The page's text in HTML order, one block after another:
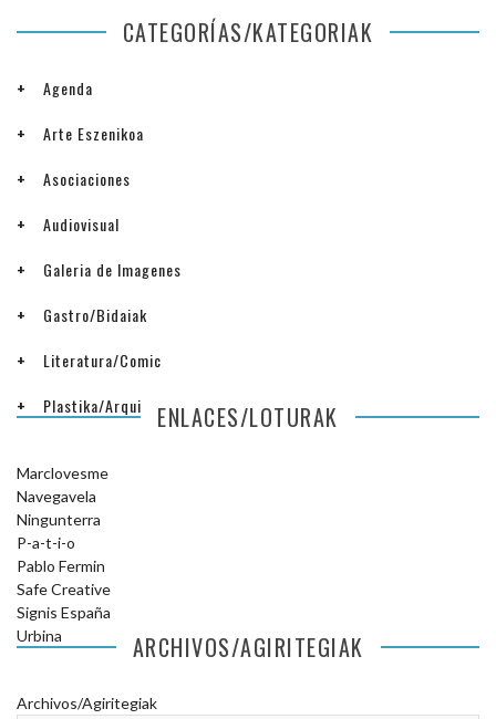
CATEGORÍAS/KATEGORIAK
Agenda
Arte Eszenikoa
Asociaciones
Audiovisual
Galeria de Imagenes
Gastro/Bidaiak
Literatura/Comic
Plastika/ArquitecturaENLACES/LOTURAK
Marclovesme
Navegavela
Ningunterra
P-a-t-i-o
Pablo Fermin
Safe Creative
Signis España
Urbina
ARCHIVOS/AGIRITEGIAK
Archivos/Agiritegiak